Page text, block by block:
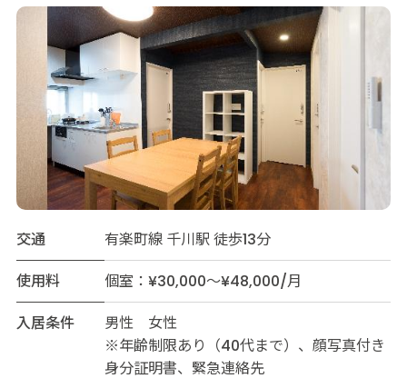
交通
有楽町線 千川駅 徒歩13分
使用料
個室：¥30,000～¥48,000/月
入居条件
男性 女性
※年齢制限あり（40代まで）、顔写真付き
身分証明書、緊急連絡先